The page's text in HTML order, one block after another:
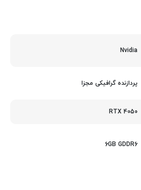
Nvidia
پردازنده گرافیکی مجزا
RTX 4050
6GB GDDR6